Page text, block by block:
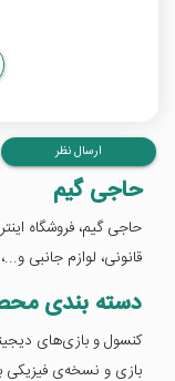
ارسال نظر
حاجی گیم
حاجی گیم، فروشگاه
قانونی، لوازم جانبی و...، از سال 98 فعالیت خود
دسته بندی
کنسول و بازی‌های
بازی و نسخه‌ی فیزیکی